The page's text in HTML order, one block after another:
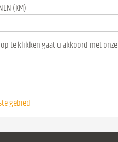
(KM)
te klikken gaat u akkoord met onze
gebied